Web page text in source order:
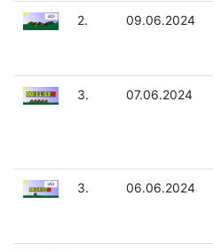
2. 09.06.2024
3. 07.06.2024
3. 06.06.2024